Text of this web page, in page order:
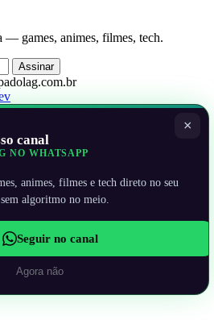
— games, animes, filmes, tech.
Assinar
×
canal
NO WHATSAPP
animes, filmes e tech direto no seu
algoritmo no meio.
Seguir no canal
Agora não